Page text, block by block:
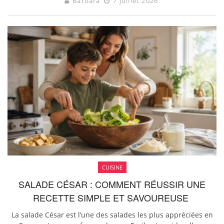
CUISINE
SALADE CÉSAR : COMMENT RÉUSSIR UNE
RECETTE SIMPLE ET SAVOUREUSE
La salade César est l’une des salades les plus appréciées en